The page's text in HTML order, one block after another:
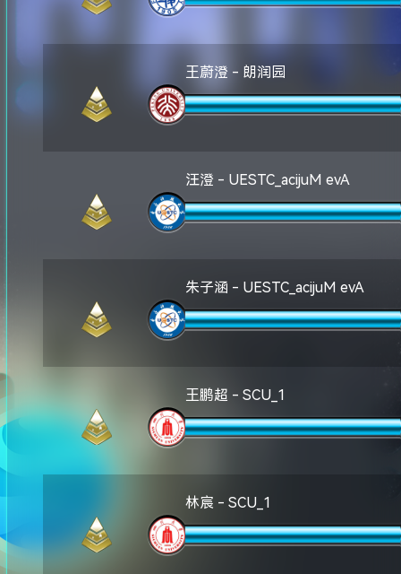
王蔚澄 - 朗润园
汪澄 - UESTC_acijuM evA
朱子涵 - UESTC_acijuM evA
王鹏超 - SCU_1
林宸 - SCU_1